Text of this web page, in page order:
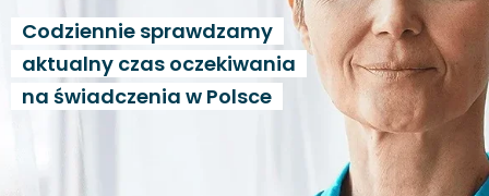
Codziennie sprawdzamy
aktualny czas oczekiwania
na świadczenia w Polsce